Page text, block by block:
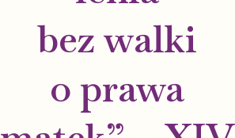
bez walki
o prawa